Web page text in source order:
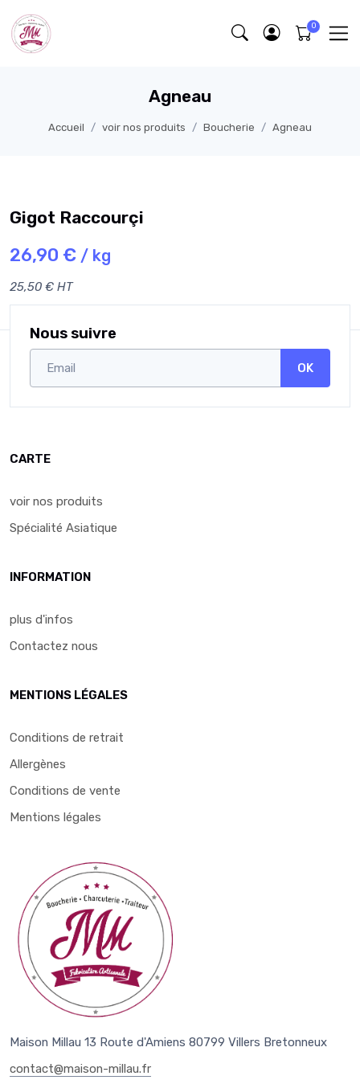
Agneau
Accueil voir nos produits Boucherie Agneau
Gigot Raccourçi
26,90 € / kg
25,50 € HT
Nous suivre
OK
CARTE
voir nos produits
Spécialité Asiatique
INFORMATION
plus d'infos
Contactez nous
MENTIONS LÉGALES
Conditions de retrait
Allergènes
Conditions de vente
Mentions légales
Maison Millau 13 Route d'Amiens 80799 Villers Bretonneux
contact@maison-millau.fr